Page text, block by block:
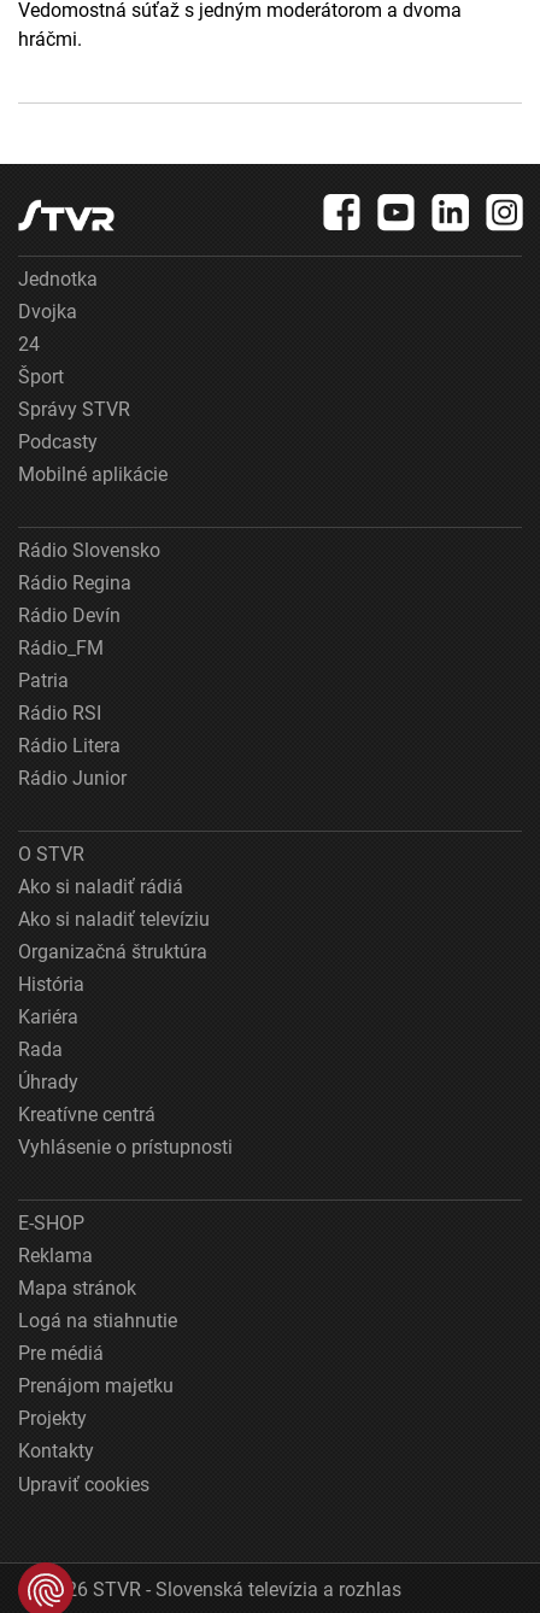
Vedomostná súťaž s jedným moderátorom a dvoma
hráčmi.
Jednotka
Dvojka
24
Šport
Správy STVR
Podcasty
Mobilné aplikácie
Rádio Slovensko
Rádio Regina
Rádio Devín
Rádio_FM
Patria
Rádio RSI
Rádio Litera
Rádio Junior
O STVR
Ako si naladiť rádiá
Ako si naladiť televíziu
Organizačná štruktúra
História
Kariéra
Rada
Úhrady
Kreatívne centrá
Vyhlásenie o prístupnosti
E-SHOP
Reklama
Mapa stránok
Logá na stiahnutie
Pre médiá
Prenájom majetku
Projekty
Kontakty
Upraviť cookies
© 2026 STVR - Slovenská televízia a rozhlas